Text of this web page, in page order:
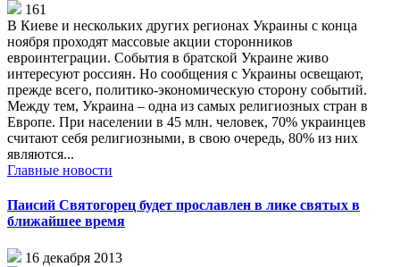
161
В Киеве и нескольких других регионах Украины с конца
ноября проходят массовые акции сторонников
евроинтеграции. События в братской Украине живо
интересуют россиян. Но сообщения с Украины освещают,
прежде всего, политико-экономическую сторону событий.
Между тем, Украина – одна из самых религиозных стран в
Европе. При населении в 45 млн. человек, 70% украинцев
считают себя религиозными, в свою очередь, 80% из них
являются...
Главные новости
Паисий Святогорец будет прославлен в лике святых в
ближайшее время
16 декабря 2013